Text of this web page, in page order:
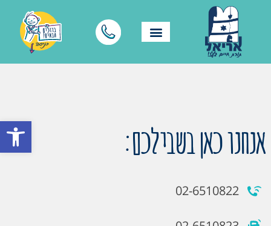
פתח אנחנו כאן בשבילכם:
02-6510822